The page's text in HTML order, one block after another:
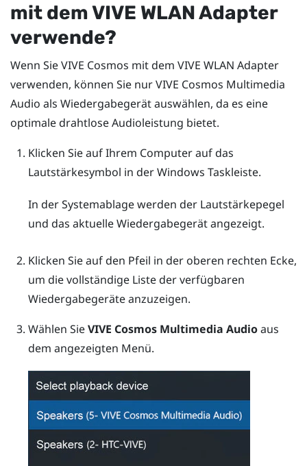
mit demVIVE WLAN Adapter
verwende?
Wenn SieVIVE Cosmos mit dem VIVE WLAN Adapter
verwenden, können Sie nurVIVE Cosmos Multimedia
Audio als Wiedergabegerät auswählen, da es eine
optimale drahtlose Audioleistung bietet.
Klicken Sie auf Ihrem Computer auf das
Lautstärkesymbol in derWindows Taskleiste.
In der Systemablage werden der Lautstärkepegel
und das aktuelle Wiedergabegerät angezeigt.
Klicken Sie auf den Pfeil in der oberen rechten Ecke,
um die vollständige Liste der verfügbaren
Wiedergabegeräte anzuzeigen.
Wählen SieVIVE Cosmos Multimedia Audioaus
dem angezeigten Menü.